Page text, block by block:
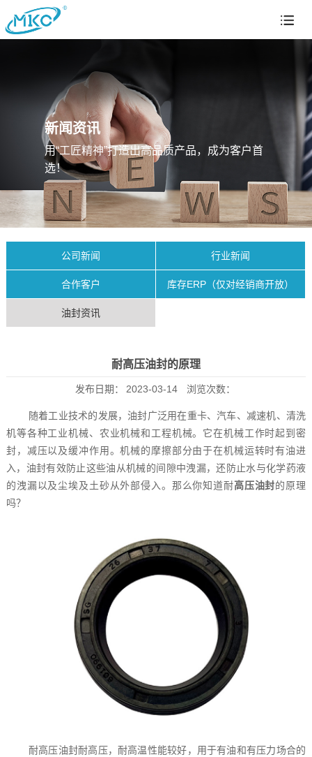
新闻资讯
用“工匠精神”打造出高品质产品，成为客户首
选！
公司新闻 行业新闻
合作客户 库存ERP（仅对经销商开放）
油封资讯
耐高压油封的原理
发布日期： 2023-03-14 浏览次数：
随着工业技术的发展，油封广泛用在重卡、汽车、减速机、清洗
机等各种工业机械、农业机械和工程机械。它在机械工作时起到密
封，减压以及缓冲作用。机械的摩擦部分由于在机械运转时有油进
入，油封有效防止这些油从机械的间隙中洩漏，还防止水与化学药液
的洩漏以及尘埃及土砂从外部侵入。那么你知道耐高压油封的原理
吗？
耐高压油封耐高压，耐高温性能较好，用于有油和有压力场合的